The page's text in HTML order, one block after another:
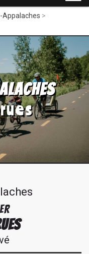
Appalaches